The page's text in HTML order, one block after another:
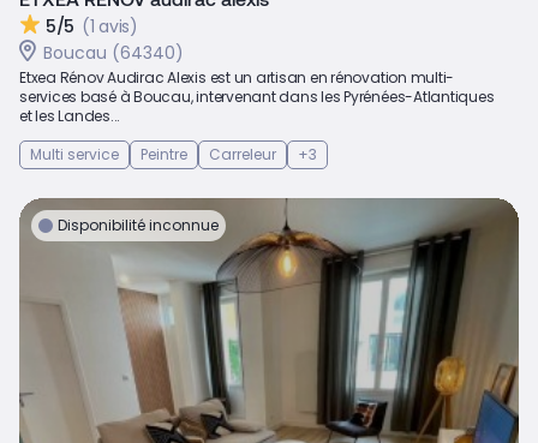
5/5 (1 avis)
Boucau (64340)
Etxea Rénov Audirac Alexis est un artisan en rénovation multi-
services basé à Boucau, intervenant dans les Pyrénées-Atlantiques
et les Landes...
Multi service
Peintre Carreleur +3
Disponibilité inconnue